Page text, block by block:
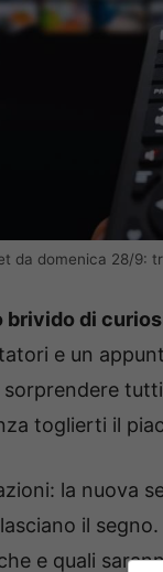
da domenica 28/9:
brivido di
e un
toglierti il
la nuova
il
e quali